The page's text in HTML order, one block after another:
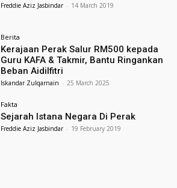
Freddie Aziz Jasbindar - 14 March 2019
Berita
Kerajaan Perak Salur RM500 kepada
Guru KAFA & Takmir, Bantu Ringankan
Beban Aidilfitri
Iskandar Zulqarnain - 25 March 2025
Fakta
Sejarah Istana Negara Di Perak
Freddie Aziz Jasbindar - 19 February 2019